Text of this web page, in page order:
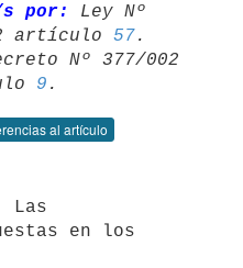
s por:
Ley Nº
artículo 57
Nº 377/002
9
al artículo
en los